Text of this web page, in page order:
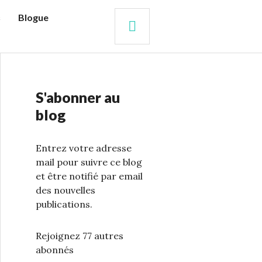
Blogue
S'abonner au
blog
Entrez votre adresse
mail pour suivre ce blog
et être notifié par email
des nouvelles
publications.
Rejoignez 77 autres
abonnés